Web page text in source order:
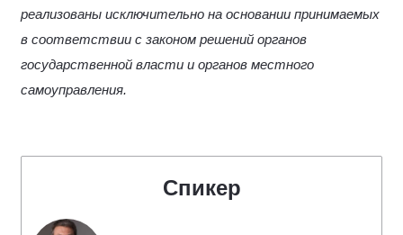
реализованы исключительно на основании принимаемых
в соответствии с законом решений органов
государственной власти и органов местного
самоуправления.
Спикер